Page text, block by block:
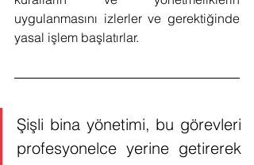
uygulanmasını izlerler ve gerektiğinde
yasal işlem başlatırlar.
Şişli bina yönetimi, bu görevleri
profesyonelce yerine getirerek